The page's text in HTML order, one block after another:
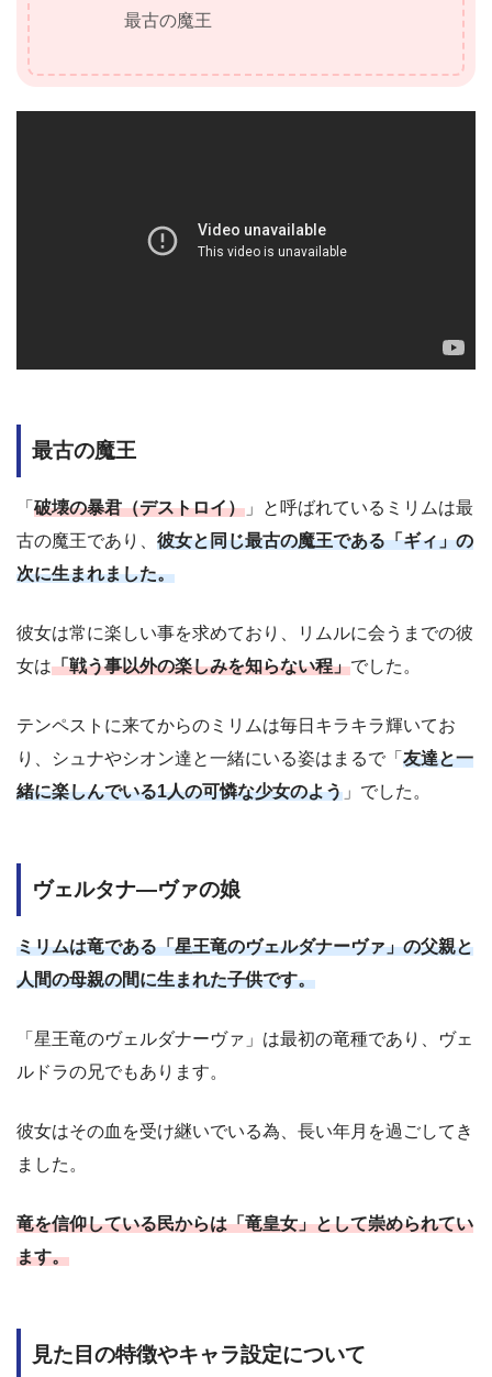
最古の魔王
最古の魔王
「 破壊の暴君（デストロイ） 」と呼ばれているミリムは最
古の魔王であり、 彼女と同じ最古の魔王である「ギィ」の
次に生まれました。
彼女は常に楽しい事を求めており、リムルに会うまでの彼
女は「戦う事以外の楽しみを知らない程」でした。
テンペストに来てからのミリムは毎日キラキラ輝いてお
り、シュナやシオン達と一緒にいる姿はまるで「 友達と一
緒に楽しんでいる1人の可憐な少女のよう 」でした。
ヴェルタナ―ヴァの娘
ミリムは竜である「星王竜のヴェルダナーヴァ」の父親と
人間の母親の間に生まれた子供です。
「星王竜のヴェルダナーヴァ」は最初の竜種であり、ヴェ
ルドラの兄でもあります。
彼女はその血を受け継いでいる為、長い年月を過ごしてき
ました。
竜を信仰している民からは「竜皇女」として崇められてい
ます。
見た目の特徴やキャラ設定について